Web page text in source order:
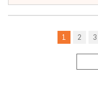
문항수 : 30문항
페이지 : 1페이지
문항 무작위화 : 미포함
1 2 3